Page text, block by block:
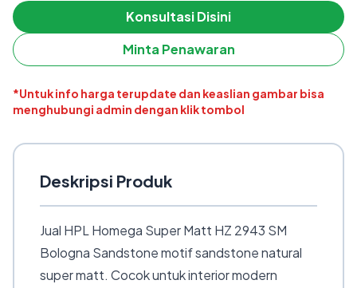
Konsultasi Disini
Minta Penawaran
*Untuk info harga terupdate dan keaslian gambar bisa
menghubungi admin dengan klik tombol
Deskripsi Produk
Jual HPL Homega Super Matt HZ 2943 SM
Bologna Sandstone motif sandstone natural
super matt. Cocok untuk interior modern